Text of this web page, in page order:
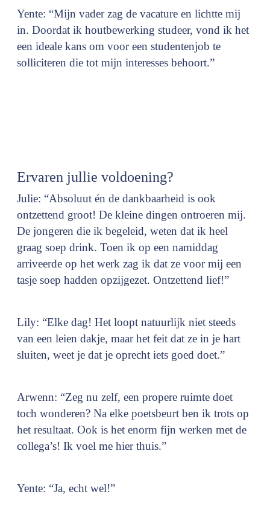
Yente: “Mijn vader zag de vacature en lichtte mij
in. Doordat ik houtbewerking studeer, vond ik het
een ideale kans om voor een studentenjob te
solliciteren die tot mijn interesses behoort.”
Ervaren jullie voldoening?
Julie: “Absoluut én de dankbaarheid is ook
ontzettend groot! De kleine dingen ontroeren mij.
De jongeren die ik begeleid, weten dat ik heel
graag soep drink. Toen ik op een namiddag
arriveerde op het werk zag ik dat ze voor mij een
tasje soep hadden opzijgezet. Ontzettend lief!”
Lily: “Elke dag! Het loopt natuurlijk niet steeds
van een leien dakje, maar het feit dat ze in je hart
sluiten, weet je dat je oprecht iets goed doet.”
Arwenn: “Zeg nu zelf, een propere ruimte doet
toch wonderen? Na elke poetsbeurt ben ik trots op
het resultaat. Ook is het enorm fijn werken met de
collega’s! Ik voel me hier thuis.”
Yente: “Ja, echt wel!”